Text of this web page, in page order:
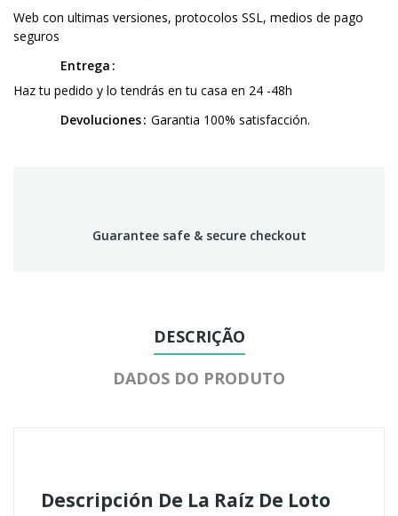
Web con ultimas versiones, protocolos SSL, medios de pago
seguros
Entrega
Haz tu pedido y lo tendrás en tu casa en 24 -48h
Devoluciones Garantia 100% satisfacción.
Guarantee safe & secure checkout
DESCRIÇÃO
DADOS DO PRODUTO
Descripción De La Raíz De Loto